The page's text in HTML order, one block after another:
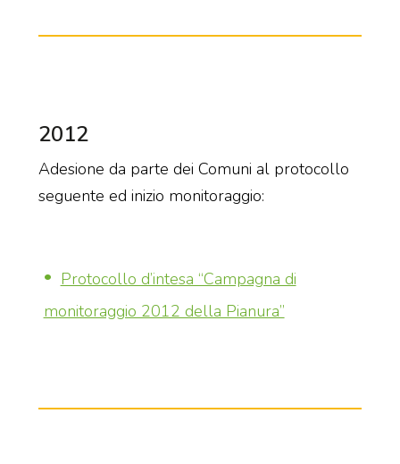
2012
Adesione da parte dei Comuni al protocollo
seguente ed inizio monitoraggio:
Protocollo d’intesa “Campagna di
monitoraggio 2012 della Pianura”